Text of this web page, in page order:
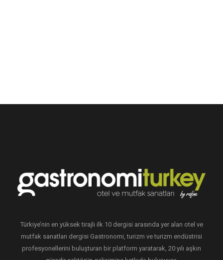
Türkiye’nin en yüksek tirajlı ilk 10 dergisi arasında yer alan otel ve
mutfak sanatları dergisi Gastronomi, turizm ve turizm endüstrisi
profesyonellerini buluşturan bir platform yaratarak, 20 yılı aşkın